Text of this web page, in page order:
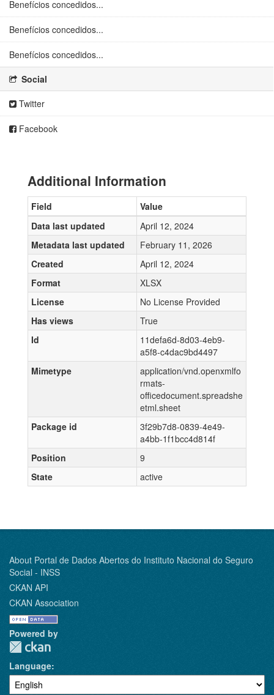
Benefícios concedidos...
Benefícios concedidos...
Benefícios concedidos...
Social
Twitter
Facebook
Additional Information
Field
Value
Data last updated
April 12, 2024
Metadata last updated
February 11, 2026
Created
April 12, 2024
Format
XLSX
License
No License Provided
Has views
True
Id
11defa6d-8d03-4eb9-
a5f8-c4dac9bd4497
Mimetype
application/vnd.openxmlfo
rmats-
officedocument.spreadshe
etml.sheet
Package id
3f29b7d8-0839-4e49-
a4bb-1f1bcc4d814f
Position
9
State
active
About Portal de Dados Abertos do Instituto Nacional do Seguro
Social - INSS
CKAN API
CKAN Association
Powered by
Language